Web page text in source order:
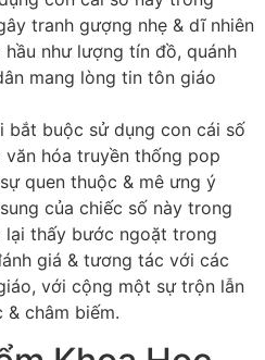
tranh gượng nhẹ & dĩ nhiên
như lượng tín đồ, quánh
mang lòng tin tôn giáo
bắt buộc sử dụng con cái số
văn hóa truyền thống pop
quen thuộc & mê ưng ý
của chiếc số này trong
thấy bước ngoặt trong
giá & tương tác với các
với cộng một sự trộn lẫn
châm biếm.